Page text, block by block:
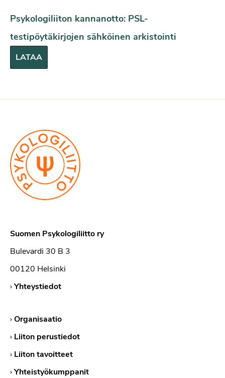
Psykologiliiton kannanotto: PSL-
testipöytäkirjojen sähköinen arkistointi
LATAA
Suomen Psykologiliitto ry
Bulevardi 30 B 3
00120 Helsinki
›Yhteystiedot
›Organisaatio
› Liiton perustiedot
› Liiton tavoitteet
›Yhteistyökumppanit